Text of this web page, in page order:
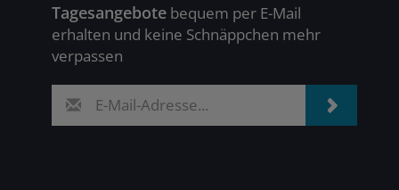
Tagesangebotebequem per E-Mail
erhalten und keine Schnäppchen mehr
verpassen